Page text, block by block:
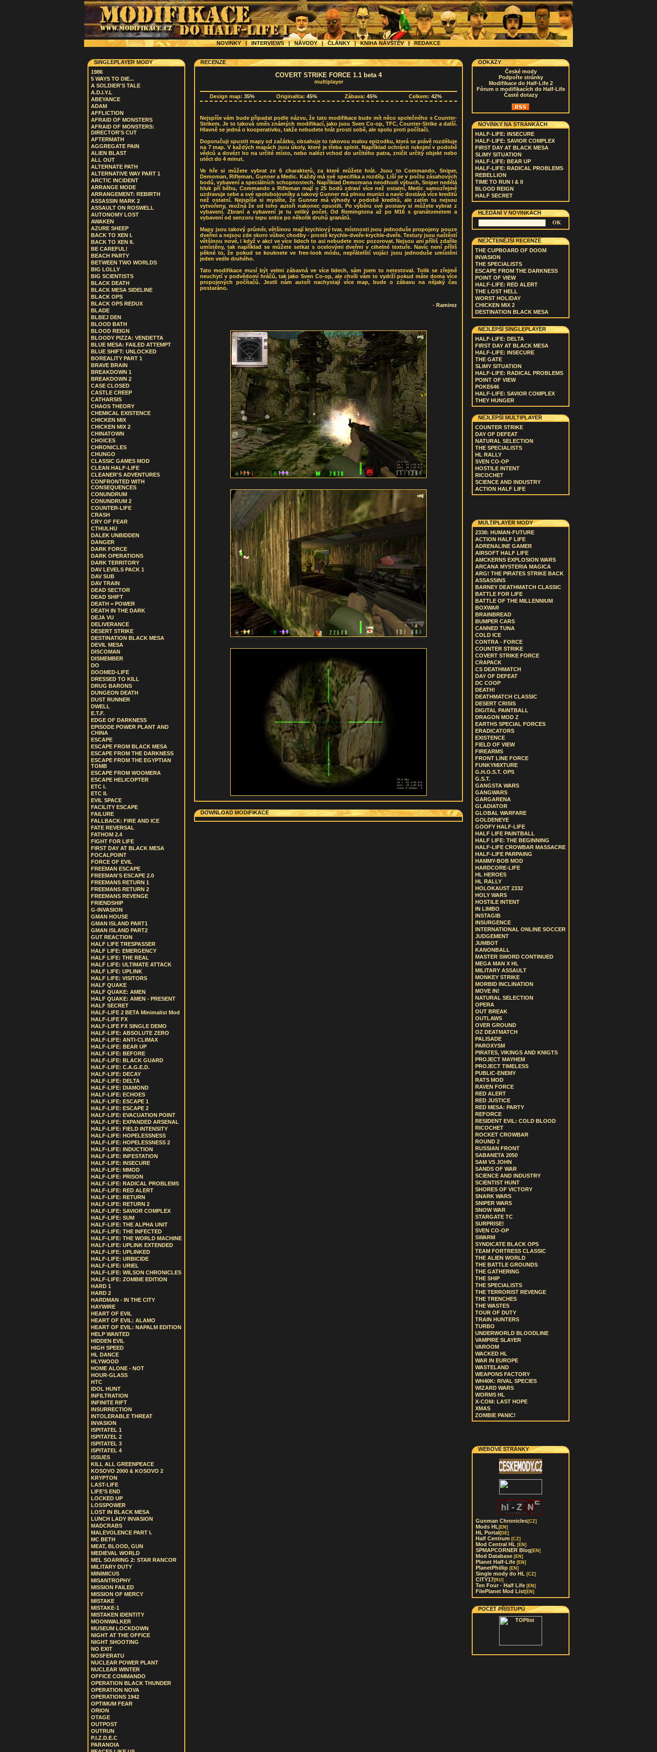
NOVINKY | INTERVIEWS|NÁVODY|ČLÁNKY|KNIHA NÁVŠTĚV|REDAKCE
SINGLEPLAYER MODY
1986
5 WAYS TO DIE...
A SOLDIER'S TALE
A.D.I.Y.L
ABEYANCE
ADAM
AFFLICTION
AFRAID OF MONSTERS
AFRAID OF MONSTERS:
DIRECTOR'S CUT
AFTERMATH
AGGREGATE PAIN
ALIEN BLAST
ALL OUT
ALTERNATE PATH
ALTERNATIVE WAY PART 1
ARCTIC INCIDENT
ARRANGE MODE
ARRANGEMENT: REBIRTH
ASSASSIN MARK 2
ASSAULT ON ROSWELL
AUTONOMY LOST
AWAKEN
AZURE SHEEP
BACK TO XEN I.
BACK TO XEN II.
BE CAREFUL!
BEACH PARTY
BETWEEN TWO WORLDS
BIG LOLLY
BIG SCIENTISTS
BLACK DEATH
BLACK MESA SIDELINE
BLACK OPS
BLACK OPS REDUX
BLADE
BLBEJ DEN
BLOOD BATH
BLOOD REIGN
BLOODY PIZZA: VENDETTA
BLUE MESA: FAILED ATTEMPT
BLUE SHIFT: UNLOCKED
BOREALITY PART 1
BRAVE BRAIN
BREAKDOWN 1
BREAKDOWN 2
CASE CLOSED
CASTLE CREEP
CATHARSIS
CHAOS THEORY
CHEMICAL EXISTENCE
CHICKEN MIX
CHICKEN MIX 2
CHINATOWN
CHOICES
CHRONICLES
CHUNGO
CLASSIC GAMES MOD
CLEAN HALF-LIFE
CLEANER'S ADVENTURES
CONFRONTED WITH
CONSEQUENCES
CONUNDRUM
CONUNDRUM 2
COUNTER-LIFE
CRASH
CRY OF FEAR
CTHULHU
DALEK UNBIDDEN
DANGER
DARK FORCE
DARK OPERATIONS
DARK TERRITORY
DAV LEVELS PACK 1
DAV SUB
DAV TRAIN
DEAD SECTOR
DEAD SHIFT
DEATH = POWER
DEATH IN THE DARK
DEJA VU
DELIVERANCE
DESERT STRIKE
DESTINATION BLACK MESA
DEVIL MESA
DISCOMAN
DISMEMBER
DO
DOOMED-LIFE
DRESSED TO KILL
DRUG BARONS
DUNGEON DEATH
DUST RUNNER
DWELL
E.T.F.
EDGE OF DARKNESS
EPISODE POWER PLANT AND
CHINA
ESCAPE
ESCAPE FROM BLACK MESA
ESCAPE FROM THE DARKNESS
ESCAPE FROM THE EGYPTIAN
TOMB
ESCAPE FROM WOOMERA
ESCAPE HELICOPTER
ETC I.
ETC II.
EVIL SPACE
FACILITY ESCAPE
FAILURE
FALLBACK: FIRE AND ICE
FATE REVERSAL
FATHOM 2.4
FIGHT FOR LIFE
FIRST DAY AT BLACK MESA
FOCALPOINT
FORCE OF EVIL
FREEMAN ESCAPE
FREEMAN'S ESCAPE 2.0
FREEMANS RETURN 1
FREEMANS RETURN 2
FREEMANS REVENGE
FRIENDSHIP
G-INVASION
GMAN HOUSE
GMAN ISLAND PART1
GMAN ISLAND PART2
GUT REACTION
HALF LIFE TRESPASSER
HALF LIFE: EMERGENCY
HALF LIFE: THE REAL
HALF LIFE: ULTIMATE ATTACK
HALF LIFE: UPLINK
HALF LIFE: VISITORS
HALF QUAKE
HALF QUAKE: AMEN
HALF QUAKE: AMEN - PRESENT
HALF SECRET
HALF-LIFE 2 BETA Minimalist Mod
HALF-LIFE FX
HALF-LIFE FX SINGLE DEMO
HALF-LIFE: ABSOLUTE ZERO
HALF-LIFE: ANTI-CLIMAX
HALF-LIFE: BEAR UP
HALF-LIFE: BEFORE
HALF-LIFE: BLACK GUARD
HALF-LIFE: C.A.G.E.D.
HALF-LIFE: DECAY
HALF-LIFE: DELTA
HALF-LIFE: DIAMOND
HALF-LIFE: ECHOES
HALF-LIFE: ESCAPE 1
HALF-LIFE: ESCAPE 2
HALF-LIFE: EVACUATION POINT
HALF-LIFE: EXPANDED ARSENAL
HALF-LIFE: FIELD INTENSITY
HALF-LIFE: HOPELESSNESS
HALF-LIFE: HOPELESSNESS 2
HALF-LIFE: INDUCTION
HALF-LIFE: INFESTATION
HALF-LIFE: INSECURE
HALF-LIFE: MMOD
HALF-LIFE: PRISON
HALF-LIFE: RADICAL PROBLEMS
HALF-LIFE: RED ALERT
HALF-LIFE: RETURN
HALF-LIFE: RETURN 2
HALF-LIFE: SAVIOR COMPLEX
HALF-LIFE: SUM
HALF-LIFE: THE ALPHA UNIT
HALF-LIFE: THE INFECTED
HALF-LIFE: THE WORLD MACHINE
HALF-LIFE: UPLINK EXTENDED
HALF-LIFE: UPLINKED
HALF-LIFE: URBICIDE
HALF-LIFE: URIEL
HALF-LIFE: WILSON CHRONICLES
HALF-LIFE: ZOMBIE EDITION
HARD 1
HARD 2
HARDMAN - IN THE CITY
HAYWIRE
HEART OF EVIL
HEART OF EVIL: ALAMO
HEART OF EVIL: NAPALM EDITION
HELP WANTED
HIDDEN EVIL
HIGH SPEED
HL DANCE
HLYWOOD
HOME ALONE - NOT
HOUR-GLASS
HTC
IDOL HUNT
INFILTRATION
INFINITE RIFT
INSURRECTION
INTOLERABLE THREAT
INVASION
ISPITATEL 1
ISPITATEL 2
ISPITATEL 3
ISPITATEL 4
ISSUES
KILL ALL GREENPEACE
KOSOVO 2000 & KOSOVO 2
KRYPTON
LAST-LIFE
LIFE’S END
LOCKED UP
LOSSPOWER
LOST IN BLACK MESA
LUNCH LADY INVASION
MADCRABS
MALEVOLENCE PART I.
MC BETH
MEAT, BLOOD, GUN
MEDIEVAL WORLD
MEL SOARING 2: STAR RANCOR
MILITARY DUTY
MINIMICUS
MISANTROPHY
MISSION FAILED
MISSION OF MERCY
MISTAKE
MISTAKE-1
MISTAKEN IDENTITY
MOONWALKER
MUSEUM LOCKDOWN
NIGHT AT THE OFFICE
NIGHT SHOOTING
NO EXIT
NOSFERATU
NUCLEAR POWER PLANT
NUCLEAR WINTER
OFFICE COMMANDO
OPERATION BLACK THUNDER
OPERATION NOVA
OPERATIONS 1942
OPTIMUM FEAR
ORION
OTAGE
OUTPOST
OUTRUN
P.I.Z.D.E.C
PARANOIA
RECENZE
COVERT STRIKE FORCE 1.1 beta 4
multiplayer
Design map: 35% Originalita: 45% Zábava: 45% Celkem: 42%
Nejspíše vám bude připadat podle názvu, že tato modifikace bude mít něco společného s Counter-
Strikem. Je to taková směs známých modifikací, jako jsou Sven Co-op, TFC, Counter-Strike a další.
Hlavně se jedná o kooperativku, takže nebudete hrát prosti sobě, ale spolu proti počítači.
Doporučuji spustit mapy od začátku, obsahuje to takovou malou epizodku, která se právě rozděluje
na 7 map. V každých mapách jsou úkoly, které je třeba splnit. Například ochránit rukojmí v podobě
vědců a dovézt ho na určité místo, nebo nalézt vchod do určitého patra, zničit určitý objekt nebo
utéct do 4 minut.
Ve hře si můžete vybrat ze 6 charakterů, za které můžete hrát. Jsou to Commando, Sniper,
Demoman, Rifleman, Gunner a Medic. Každý má své specifika a rozdíly. Liší se v počtu zásahových
bodů, vybavení a speciálních schopnostech. Například Demomana neodhodí výbuch, Sniper nedělá
hluk při běhu, Commando a Rifleman mají o 25 bodů zdraví více než ostatní, Medic samozřejmě
uzdravuje sebe a své spolubojovníky a takový Gunner má plnou munici a navíc dostává více kreditů
než ostatní. Nejspíše si myslíte, že Gunner má výhody v podobě kreditů, ale zatím tu nejsou
vytvořeny, možná že od toho autoři nakonec opustili. Po výběru své postavy si můžete vybrat z
vybavení. Zbraní a vybavení je tu veliký počet. Od Remingtona až po M16 s granátometem a
vybavení od senzoru tepu srdce po několik druhů granátů.
Mapy jsou takový průměr, většinou mají krychlový tvar, místnosti jsou jednoduše propojeny pouze
dveřmi a nejsou zde skoro vůbec chodby - prostě krychle-dveře-krychle-dveře. Textury jsou naštěstí
většinou nové, i když v akci ve více lidech to asi nebudete moc pozorovat. Nejsou ani příliš zdařile
umístěny, tak například se můžete setkat s ocelovými dveřmi v cihelné textuře. Navíc není příliš
pěkné to, že pokud se kouknete ve free-look módu, nepřátelští vojáci jsou jednoduše umístěni
jeden vedle druhého.
Tato modifikace musí být velmi zábavná ve více lidech, sám jsem to netestoval. Tolik se zřejmě
neuchytí v podvědomí hráčů, tak jako Sven Co-op, ale chvíli vám to vydrží pokud máte doma více
propojených počítačů. Jestli nám autoři nachystají více map, bude o zábavu na nějaký čas
postaráno.
- Ramirez
DOWNLOAD MODIFIKACE
ODKAZY
České mody
Podpořte stránky
Modifikace do Half-Life 2
Fórum o modifikacích do Half-Life
Časté dotazy
NOVINKY NA STRÁNKÁCH
HALF-LIFE: INSECURE
HALF-LIFE: SAVIOR COMPLEX
FIRST DAY AT BLACK MESA
SLIMY SITUATION
HALF-LIFE: BEAR UP
HALF-LIFE: RADICAL PROBLEMS
REBELLION
TIME TO RUN I & II
BLOOD REIGN
HALF SECRET
HLEDÁNÍ V NOVINKÁCH
NEJČTENĚJŠÍ RECENZE
THE CUPBOARD OF DOOM
INVASION
THE SPECIALISTS
ESCAPE FROM THE DARKNESS
POINT OF VIEW
HALF-LIFE: RED ALERT
THE LOST HELL
WORST HOLIDAY
CHICKEN MIX 2
DESTINATION BLACK MESA
NEJLEPŠÍ SINGLEPLAYER
HALF-LIFE: DELTA
FIRST DAY AT BLACK MESA
HALF-LIFE: INSECURE
THE GATE
SLIMY SITUATION
HALF-LIFE: RADICAL PROBLEMS
POINT OF VIEW
POKE646
HALF-LIFE: SAVIOR COMPLEX
THEY HUNGER
NEJLEPŠÍ MULTIPLAYER
COUNTER STRIKE
DAY OF DEFEAT
NATURAL SELECTION
THE SPECIALISTS
HL RALLY
SVEN CO-OP
HOSTILE INTENT
RICOCHET
SCIENCE AND INDUSTRY
ACTION HALF LIFE
MULTIPLAYER MODY
2338: HUMAN-FUTURE
ACTION HALF LIFE
ADRENALINE GAMER
AIRSOFT HALF LIFE
AMCKERNS EXPLOSION WARS
ARCANA MYSTERIA MAGICA
ARG! THE PIRATES STRIKE BACK
ASSASSINS
BARNEY DEATHMATCH CLASSIC
BATTLE FOR LIFE
BATTLE OF THE MILLENNIUM
BOXWAR
BRAINBREAD
BUMPER CARS
CANNED TUNA
COLD ICE
CONTRA - FORCE
COUNTER STRIKE
COVERT STRIKE FORCE
CRAPACK
CS DEATHMATCH
DAY OF DEFEAT
DC COOP
DEATH!
DEATHMATCH CLASSIC
DESERT CRISIS
DIGITAL PAINTBALL
DRAGON MOD Z
EARTHS SPECIAL FORCES
ERADICATORS
EXISTENCE
FIELD OF VIEW
FIREARMS
FRONT LINE FORCE
FUNKYMIXTURE
G.H.O.S.T. OPS
G.S.T.
GANGSTA WARS
GANGWARS
GARGARENA
GLADIATOR
GLOBAL WARFARE
GOLDENEYE
GOOFY HALF-LIFE
HALF LIFE PAINTBALL
HALF LIFE: THE BEGINNING
HALF-LIFE CROWBAR MASSACRE
HALF-LIFE PARPAING
HAMMY-BOB MOD
HARDCORE-LIFE
HL HEROES
HL RALLY
HOLOKAUST 2332
HOLY WARS
HOSTILE INTENT
IN LIMBO
INSTAGIB
INSURGENCE
INTERNATIONAL ONLINE SOCCER
JUDGEMENT
JUMBOT
KANONBALL
MASTER SWORD CONTINUED
MEGA MAN X HL
MILITARY ASSAULT
MONKEY STRIKE
MORBID INCLINATION
MOVE IN!
NATURAL SELECTION
OPERA
OUT BREAK
OUTLAWS
OVER GROUND
OZ DEATMATCH
PALISADE
PAROXYSM
PIRATES, VIKINGS AND KNIGTS
PROJECT MAYHEM
PROJECT TIMELESS
PUBLIC-ENEMY
RATS MOD
RAVEN FORCE
RED ALERT
RED JUSTICE
RED MESA: PARTY
REFORCE
RESIDENT EVIL: COLD BLOOD
RICOCHET
ROCKET CROWBAR
ROUND 2
RUSSIAN FRONT
SABANETA 2050
SAM VS JOHN
SANDS OF WAR
SCIENCE AND INDUSTRY
SCIENTIST HUNT
SHORES OF VICTORY
SNARK WARS
SNIPER WARS
SNOW WAR
STARGATE TC
SURPRISE!
SVEN CO-OP
SWARM
SYNDICATE BLACK OPS
TEAM FORTRESS CLASSIC
THE ALIEN WORLD
THE BATTLE GROUNDS
THE GATHERING
THE SHIP
THE SPECIALISTS
THE TERRORIST REVENGE
THE TRENCHES
THE WASTES
TOUR OF DUTY
TRAIN HUNTERS
TURBO
UNDERWORLD BLOODLINE
VAMPIRE SLAYER
VAROOM
WACKED HL
WAR IN EUROPE
WASTELAND
WEAPONS FACTORY
WH40K: RIVAL SPECIES
WIZARD WARS
WORMS HL
X-COM: LAST HOPE
XMAS
ZOMBIE PANIC!
WEBOVÉ STRÁNKY
Gunman Chronicles[CZ]
Mods HL [EN]
HL Portal[DE]
Half Centrum [CZ]
Mod Central HL [EN]
SPMAPCORNER Blog [EN]
Mod Database [EN]
Planet Half-Life [EN]
PlanetPhillip [EN]
Single mody do HL [CZ]
CITY17[RU]
Ten Four - Half Life [EN]
FilePlanet Mod List[EN]
POČET PŘÍSTUPŮ